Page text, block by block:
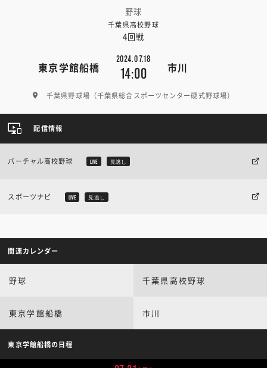
野球
千葉県高校野球
4回戦
東京学館船橋
2024.07.18
14:00 市川
千葉県野球場（千葉県総合スポーツセンター硬式野球場）
配信情報
バーチャル高校野球 LIVE 見逃し
スポーツナビ LIVE 見逃し
関連カレンダー
野球 千葉県高校野球
東京学館船橋 市川
東京学館船橋の日程